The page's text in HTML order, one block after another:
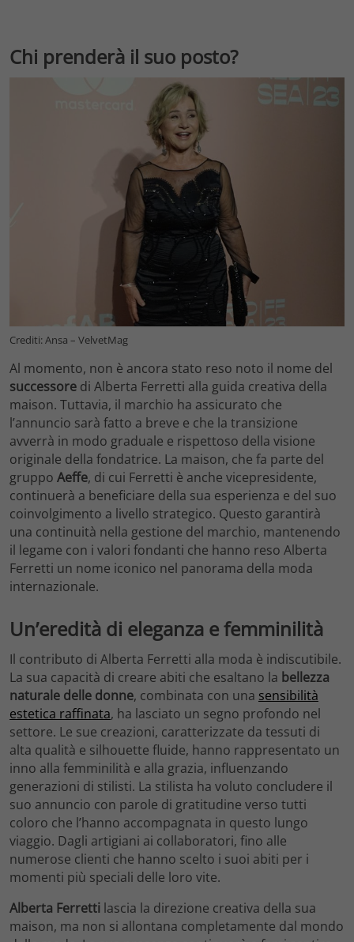
Chi prenderà il suo posto?
Crediti: Ansa – VelvetMag
Al momento, non è ancora stato reso noto il nome del
successore di Alberta Ferretti alla guida creativa della
maison. Tuttavia, il marchio ha assicurato che
l’annuncio sarà fatto a breve e che la transizione
avverrà in modo graduale e rispettoso della visione
originale della fondatrice. La maison, che fa parte del
gruppo Aeffe, di cui Ferretti è anche vicepresidente,
continuerà a beneficiare della sua esperienza e del suo
coinvolgimento a livello strategico. Questo garantirà
una continuità nella gestione del marchio, mantenendo
il legame con i valori fondanti che hanno reso Alberta
Ferretti un nome iconico nel panorama della moda
internazionale.
Un’eredità di eleganza e femminilità
Il contributo di Alberta Ferretti alla moda è indiscutibile.
La sua capacità di creare abiti che esaltano la bellezza
naturale delle donne, combinata con una sensibilità
estetica raffinata, ha lasciato un segno profondo nel
settore. Le sue creazioni, caratterizzate da tessuti di
alta qualità e silhouette fluide, hanno rappresentato un
inno alla femminilità e alla grazia, influenzando
generazioni di stilisti. La stilista ha voluto concludere il
suo annuncio con parole di gratitudine verso tutti
coloro che l’hanno accompagnata in questo lungo
viaggio. Dagli artigiani ai collaboratori, fino alle
numerose clienti che hanno scelto i suoi abiti per i
momenti più speciali delle loro vite.
Alberta Ferretti lascia la direzione creativa della sua
maison, ma non si allontana completamente dal mondo